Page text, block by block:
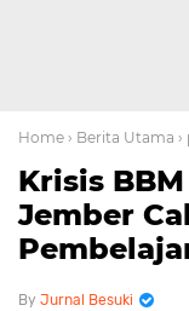
Home › Berita Utama
Krisis
Jember
Jurnal Besuki